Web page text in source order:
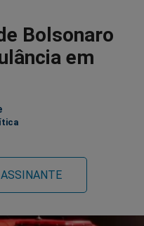
no
no
no
Bolsonaro
em